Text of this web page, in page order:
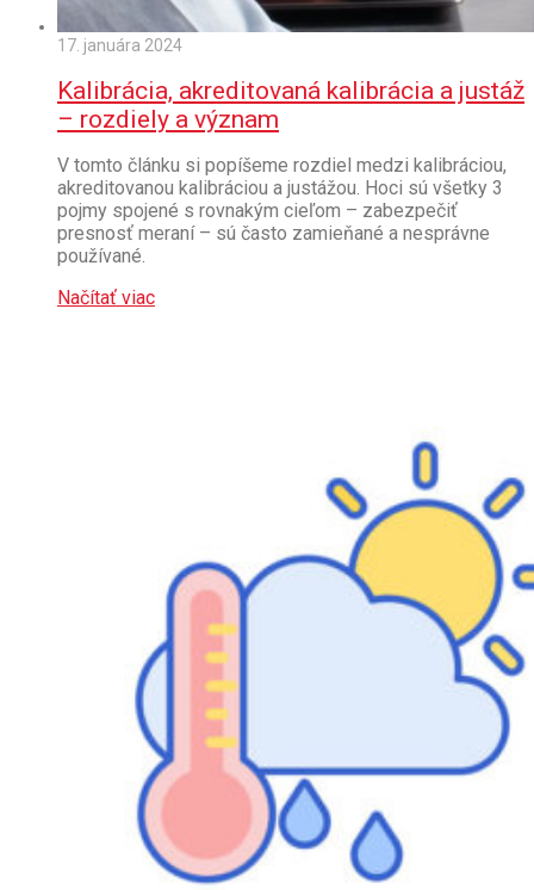
17. januára 2024
Kalibrácia, akreditovaná kalibrácia a justáž
– rozdiely a význam
V tomto článku si popíšeme rozdiel medzi kalibráciou,
akreditovanou kalibráciou a justážou. Hoci sú všetky 3
pojmy spojené s rovnakým cieľom – zabezpečiť
presnosť meraní – sú často zamieňané a nesprávne
používané.
Načítať viac